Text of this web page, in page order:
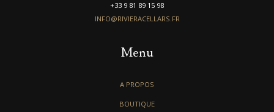
+33 9 81 89 15 98
INFO@RIVIERACELLARS.FR
Menu
A PROPOS
BOUTIQUE